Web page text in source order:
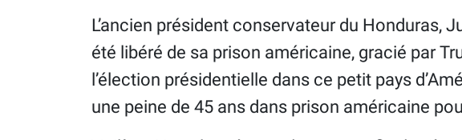
L’ancien président conservateur du Honduras,
été libéré de sa prison américaine, gracié par
l’élection présidentielle dans ce petit pays
une peine de 45 ans dans prison américaine